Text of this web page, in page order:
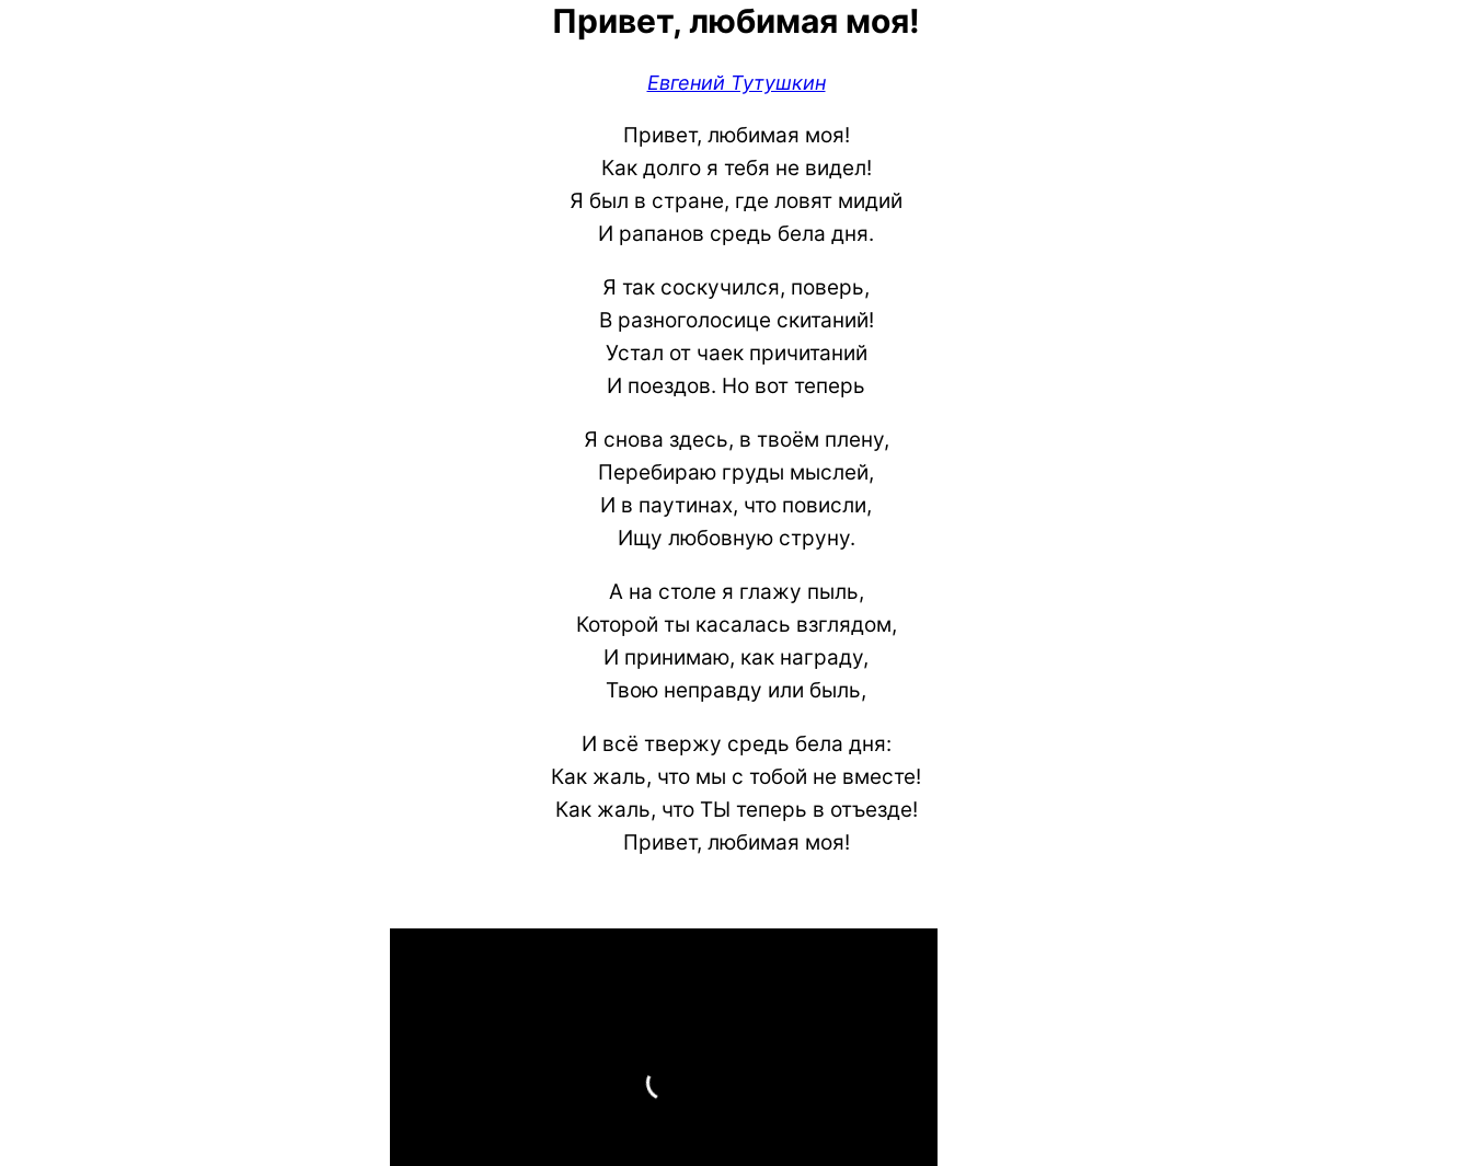
Привет, любимая моя!
Евгений Тутушкин
Привет, любимая моя!
Как долго я тебя не видел!
Я был в стране, где ловят мидий
И рапанов средь бела дня.
Я так соскучился, поверь,
В разноголосице скитаний!
Устал от чаек причитаний
И поездов. Но вот теперь
Я снова здесь, в твоём плену,
Перебираю груды мыслей,
И в паутинах, что повисли,
Ищу любовную струну.
А на столе я глажу пыль,
Которой ты касалась взглядом,
И принимаю, как награду,
Твою неправду или быль,
И всё твержу средь бела дня:
Как жаль, что мы с тобой не вместе!
Как жаль, что ТЫ теперь в отъезде!
Привет, любимая моя!